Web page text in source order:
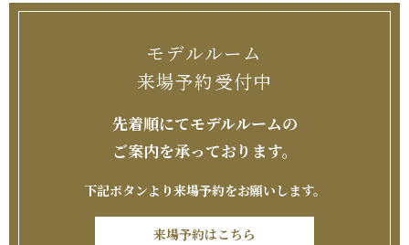
モ デルルーム
来場予約受付中
先着順にてモデルルームの
ご案内を承っております。
下記ボタンより来場予約をお願いします。
来場予約はこちら